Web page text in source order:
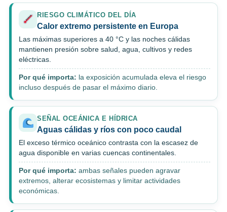
RIESGO CLIMÁTICO DEL DÍA
Calor extremo persistente en Europa
Las máximas superiores a 40 °C y las noches cálidas
mantienen presión sobre salud, agua, cultivos y redes
eléctricas.
Por qué importa: la exposición acumulada eleva el riesgo
incluso después de pasar el máximo diario.
SEÑAL OCEÁNICA E HÍDRICA
Aguas cálidas y ríos con poco caudal
El exceso térmico oceánico contrasta con la escasez de
agua disponible en varias cuencas continentales.
Por qué importa: ambas señales pueden agravar
extremos, alterar ecosistemas y limitar actividades
económicas.